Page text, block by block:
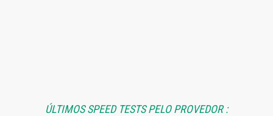
ÚLTIMOS SPEED TESTS PELO PROVEDOR :